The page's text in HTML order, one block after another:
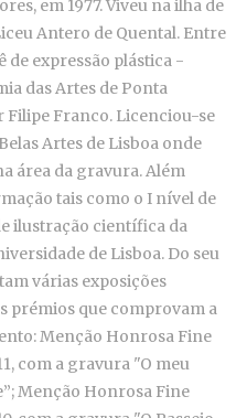
em 1977. Viveu na ilha de
Antero de Quental. Entre
de expressão plástica -
das Artes de Ponta
Franco. Licenciou-se
Artes de Lisboa onde
área da gravura. Além
tais como o I nível de
ilustração científica da
de Lisboa. Do seu
várias exposições
prémios que comprovam a
Menção Honrosa Fine
com a gravura "O meu
Menção Honrosa Fine